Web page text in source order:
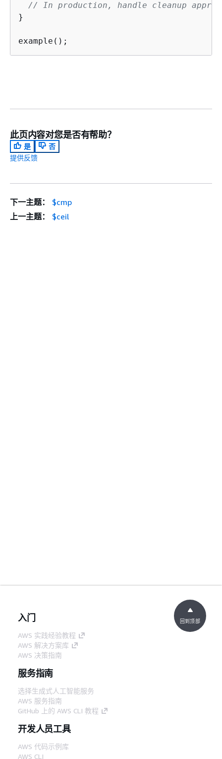
// In production, handle cleanup
}
example();
此页内容对您是否有帮助？
是
否
提供反馈
下一主题：
$cmp
上一主题：
$ceil
入门
AWS 实践经验教程
AWS 解决方案库
AWS 决策指南
服务指南
选择生成式人工智能服务
AWS 服务指南
GitHub 上的 AWS CLI 教程
开发人员工具
AWS 代码示例库
AWS CLI
回到顶部